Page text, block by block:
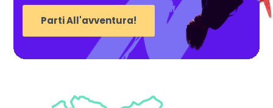
Parti All'avventura!